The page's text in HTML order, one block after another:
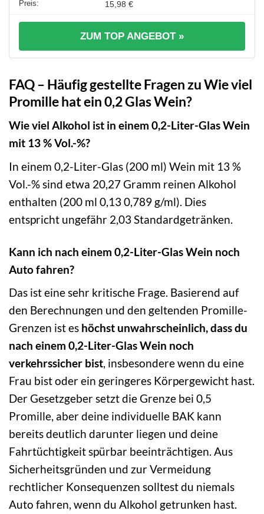
15,98 €
ZUM TOP ANGEBOT »
FAQ – Häufig gestellte Fragen zu Wie viel
Promille hat ein 0,2 Glas Wein?
Wie viel Alkohol ist in einem 0,2-Liter-Glas Wein
mit 13 % Vol.-%?
In einem 0,2-Liter-Glas (200 ml) Wein mit 13 %
Vol.-% sind etwa 20,27 Gramm reinen Alkohol
enthalten (200 ml 0,13 0,789 g/ml). Dies
entspricht ungefähr 2,03 Standardgetränken.
Kann ich nach einem 0,2-Liter-Glas Wein noch
Auto fahren?
Das ist eine sehr kritische Frage. Basierend auf
den Berechnungen und den geltenden Promille-
Grenzen ist es höchst unwahrscheinlich, dass du
nach einem 0,2-Liter-Glas Wein noch
verkehrssicher bist, insbesondere wenn du eine
Frau bist oder ein geringeres Körpergewicht hast.
Der Gesetzgeber setzt die Grenze bei 0,5
Promille, aber deine individuelle BAK kann
bereits deutlich darunter liegen und deine
Fahrtüchtigkeit spürbar beeinträchtigen. Aus
Sicherheitsgründen und zur Vermeidung
rechtlicher Konsequenzen solltest du niemals
Auto fahren, wenn du Alkohol getrunken hast.